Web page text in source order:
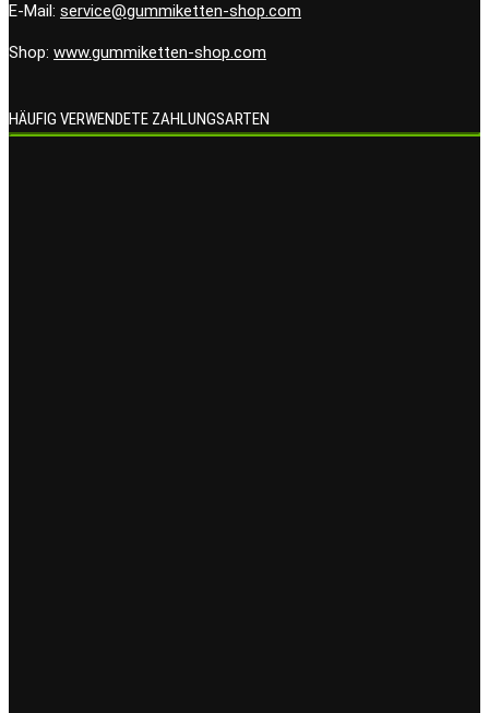
E-Mail: service@gummiketten-shop.com
Shop: www.gummiketten-shop.com
HÄUFIG VERWENDETE ZAHLUNGSARTEN